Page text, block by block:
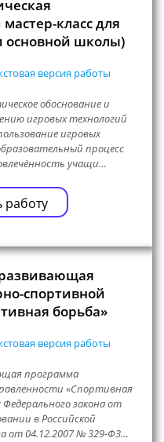
класс для
основной школы)
версия работы
обоснование и
игровых технологий
игровых
процесс
учащи…
работу
спортивной
борьба»
версия работы
программа
«Спортивная
закона от
в Российской
от 04.12.2007 № 329-ФЗ…